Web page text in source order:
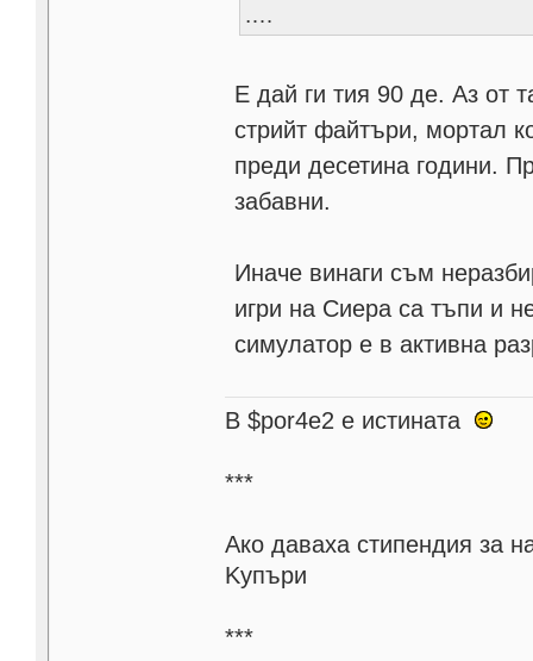
.…
Е дай ги тия 90 де. Аз от
стрийт файтъри, мортал
преди десетина години.
забавни.
Иначе винаги съм
игри на Сиера са тъпи и
симулатор е в активна
В $por4e2 e истината
***
Aко даваха стипендия за
Kупъри
***